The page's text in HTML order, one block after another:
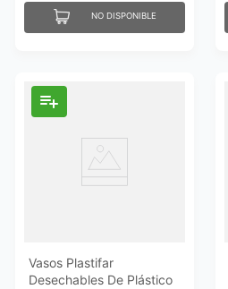
NO DISPONIBLE
Vasos Plastifar
Desechables De Plástico